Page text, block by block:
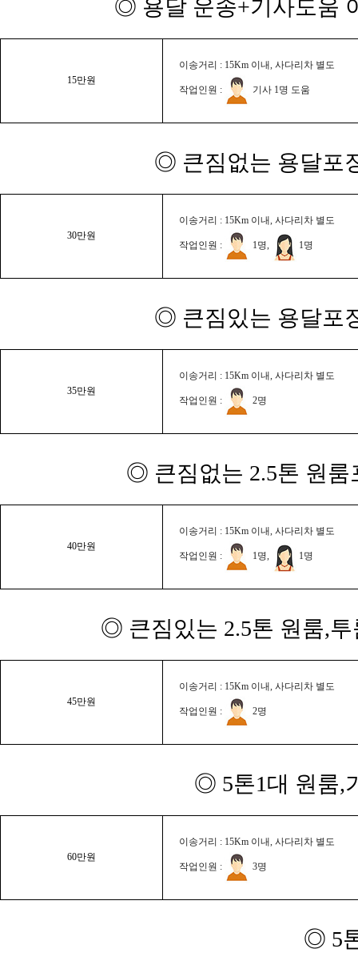
◎ 용달 운송+기사도움
15만원
이송거리 : 15Km 이내, 사다리차 별도
작업인원 : 기사 1명 도움
◎ 큰짐없는 용달포
30만원
이송거리 : 15Km 이내, 사다리차 별도
작업인원 : 1명, 1명
◎ 큰짐있는 용달포
35만원
이송거리 : 15Km 이내, 사다리차 별도
작업인원 : 2명
◎ 큰짐없는 2.5톤 원룸
40만원
이송거리 : 15Km 이내, 사다리차 별도
작업인원 : 1명, 1명
◎ 큰짐있는 2.5톤 원룸,
45만원
이송거리 : 15Km 이내, 사다리차 별도
작업인원 : 2명
◎ 5톤1대 원룸,
60만원
이송거리 : 15Km 이내, 사다리차 별도
작업인원 : 3명
◎ 5